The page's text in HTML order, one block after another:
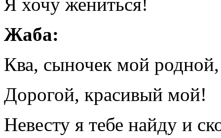
Я хочу жениться!
Жаба:
Ква, сыночек мой родной,
Дорогой, красивый мой!
Невесту я тебе найду и